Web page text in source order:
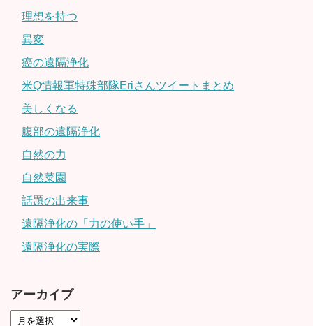
理想を持つ
異変
癌の遠隔浄化
米Q情報軍特殊部隊Eriさんツイートまとめ
美しくなる
腹部の遠隔浄化
自然の力
自然菜園
話題の出来事
遠隔浄化の「力の使い手」
遠隔浄化の実際
アーカイブ